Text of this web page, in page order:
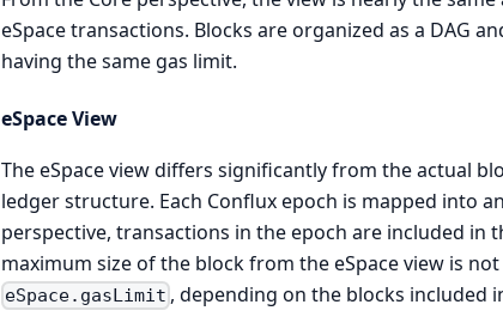
eSpace transactions. Blocks are organized as a DAG
having the same gas limit.
eSpace View
The eSpace view differs significantly from the actual
ledger structure. Each Conflux epoch is mapped into
perspective, transactions in the epoch are included in
maximum size of the block from the eSpace view is
eSpace.gasLimit , depending on the blocks included